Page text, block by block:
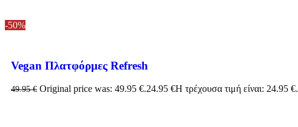
-50%
Vegan Πλατφόρμες Refresh
49.95€ Original price was: 49.95 €.24.95 €Η τρέχουσα τιμή είναι: 24.95 €.